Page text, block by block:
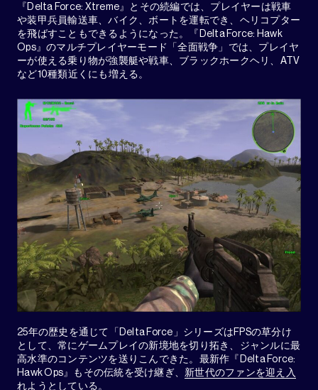
『Delta Force: Xtreme』とその続編では、プレイヤーは戦車
や装甲兵員輸送車、バイク、ボートを運転でき、ヘリコプター
を飛ばすこともできるようになった。『Delta Force: Hawk
Ops』のマルチプレイヤーモード「全面戦争」では、プレイヤ
ーが使える乗り物が強襲艇や戦車、ブラックホークヘリ、ATV
など10種類近くにも増える。
25年の歴史を通じて「Delta Force」シリーズはFPSの草分け
として、常にゲームプレイの新境地を切り拓き、ジャンルに最
高水準のコンテンツを送りこんできた。最新作『Delta Force:
Hawk Ops』もその伝統を受け継ぎ、 新世代のファンを迎え入
れようとしている。